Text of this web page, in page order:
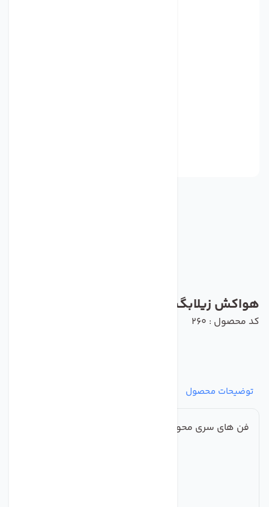
هواکش زیلابگ مدل YWF4D-450B-102/60
کد محصول : 260
توضیحات محصول
فن های سری محوری فولادی